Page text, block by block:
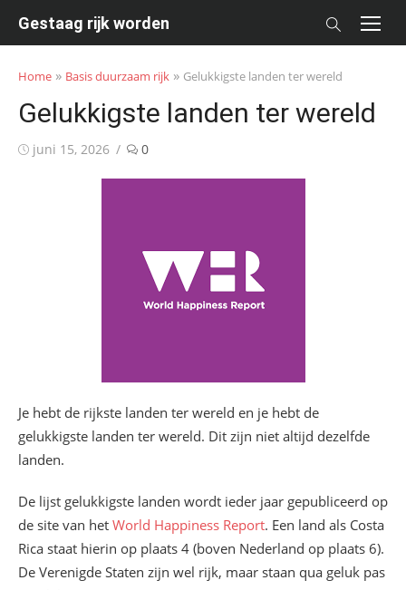
Gestaag rijk worden
Home » Basis duurzaam rijk » Gelukkigste landen ter wereld
Gelukkigste landen ter wereld
Posted
juni 15, 2026 0
Je hebt de rijkste landen ter wereld en je hebt de
gelukkigste landen ter wereld. Dit zijn niet altijd dezelfde
landen.
De lijst gelukkigste landen wordt ieder jaar gepubliceerd op
de site van het World Happiness Report. Een land als Costa
Rica staat hierin op plaats 4 (boven Nederland op plaats 6).
De Verenigde Staten zijn wel rijk, maar staan qua geluk pas